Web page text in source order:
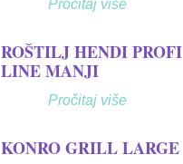
Pročitaj više
ROŠTILJ HENDI PROFI
LINE MANJI
Pročitaj više
KONRO GRILL LARGE